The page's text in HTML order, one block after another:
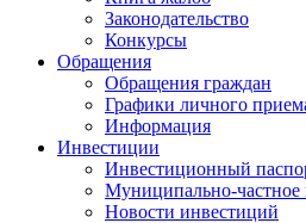
Законодательство
Конкурсы
Обращения
Обращения граждан
Графики личного
Информация
Инвестиции
Инвестиционный
Муниципально-частное
Новости инвестиций